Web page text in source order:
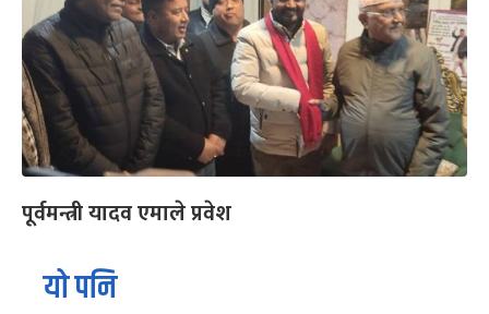
पूर्वमन्त्री यादव एमाले प्रवेश
यो पनि